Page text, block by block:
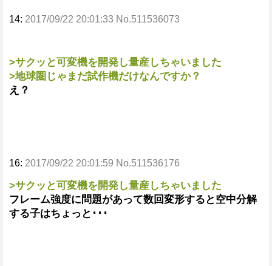
14: 2017/09/22 20:01:33 No.511536073
>サクッと可変機を開発し量産しちゃいました
>地球圏じゃまだ試作機だけなんですか？
え？
16: 2017/09/22 20:01:59 No.511536176
>サクッと可変機を開発し量産しちゃいました
フレーム強度に問題があって数回変形すると空中分解
する子はちょっと･･･